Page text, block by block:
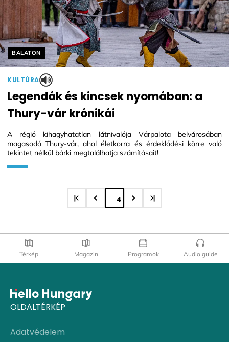
Helyszín címkék:
BALATON
KULTÚRA
Legendák és kincsek nyomában: a
Thury-vár krónikái
A régió kihagyhatatlan látnivalója Várpalota belvárosában
magasodó Thury-vár, ahol életkorra és érdeklődési körre való
tekintet nélkül bárki megtalálhatja számításait!
4
Térkép Magazin Programok Audio guide
OLDALTÉRKÉP
Adatvédelem